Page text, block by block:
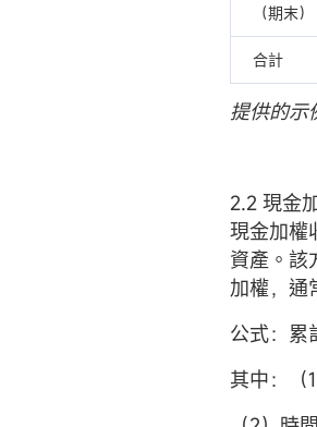
（期末）
合計
提供的示
2.2 現金
現金加權
資產。該
加權，通
公式：累
其中：（